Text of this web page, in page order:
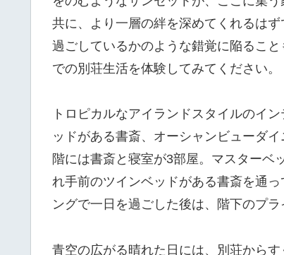
共に、より一層の絆を深めてくれるは
過ごしているかのような錯覚に陥るこ
での別荘生活を体験してみてください。
トロピカルなアイランドスタイルのイ
ッドがある書斎、オーシャンビューダ
階には書斎と寝室が3部屋。マスターベ
れ手前のツインベッドがある書斎を通
ングで一日を過ごした後は、階下のプ
青空の広がる晴れた日には、別荘から